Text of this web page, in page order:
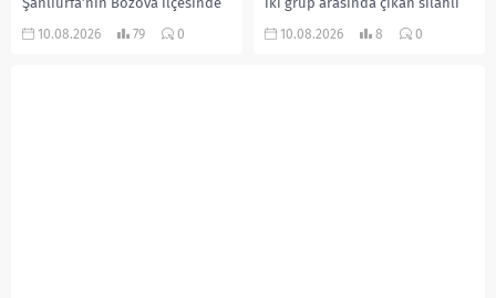
85 yaşındaki İslim Yaprak, 53
10.08.2026 79 0
kavgada iki kuzen yaşamını
10.08.2026 8 0